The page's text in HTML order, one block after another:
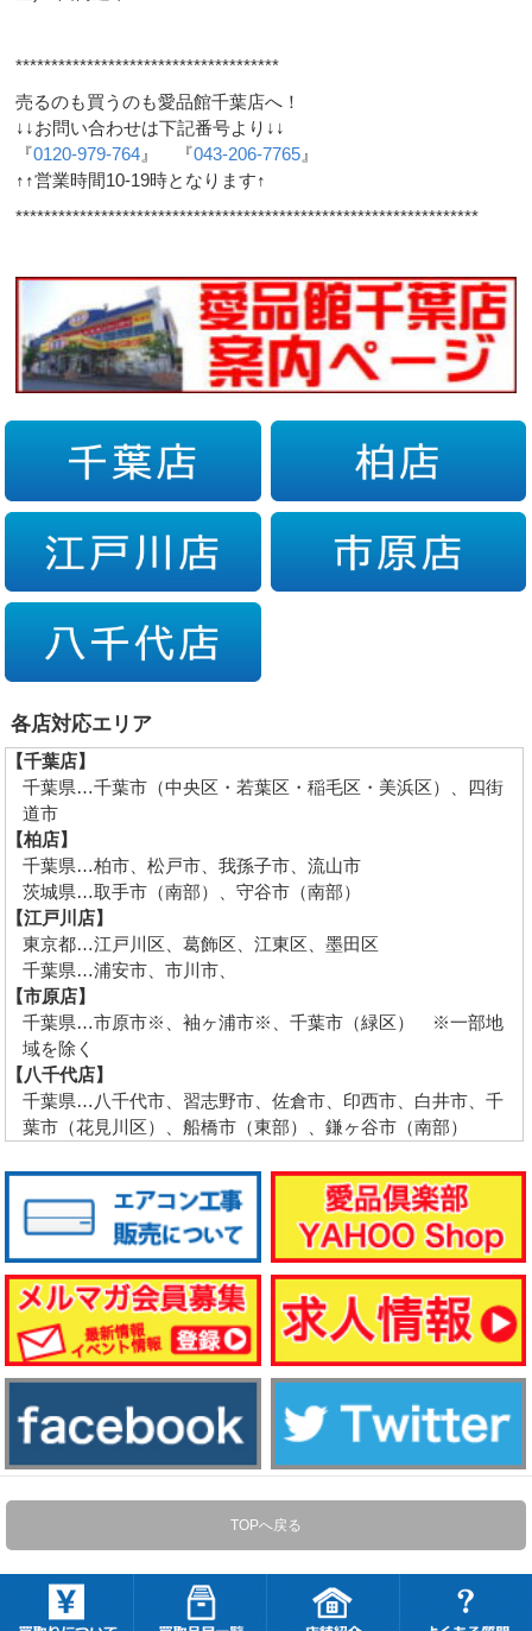
*************************************
売るのも買うのも愛品館千葉店へ！
↓↓お問い合わせは下記番号より↓↓
『0120-979-764 』 『043-206-7765 』
↑↑営業時間10-19時となります↑
*****************************************************************
各店対応エリア
【千葉店】
千葉県…千葉市（中央区・若葉区・稲毛区・美浜区）、四街
道市
【柏店】
千葉県…柏市、松戸市、我孫子市、流山市
茨城県…取手市（南部）、守谷市（南部）
【江戸川店】
東京都…江戸川区、葛飾区、江東区、墨田区
千葉県…浦安市、市川市、
【市原店】
千葉県…市原市※、袖ヶ浦市※、千葉市（緑区） ※一部地
域を除く
【八千代店】
千葉県…八千代市、習志野市、佐倉市、印西市、白井市、千
葉市（花見川区）、船橋市（東部）、鎌ヶ谷市（南部）
TOPへ戻る